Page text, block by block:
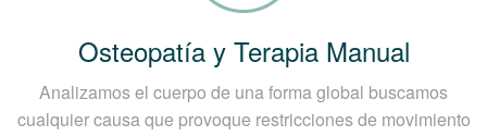
Osteopatía y Terapia Manual
Analizamos el cuerpo de una forma global buscamos
cualquier causa que provoque restricciones de movimiento